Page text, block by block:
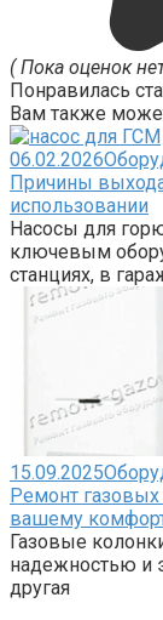
( Пока оценок
Понравилась
Вам также
06.02.2026
Причины
использовании
Насосы для
ключевым
станциях, в
15.09.2025
Ремонт
вашему
Газовые
надежностью и
другая